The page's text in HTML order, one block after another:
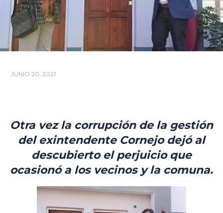
JUNIO 20, 2021
Otra vez la corrupción de la gestión
del exintendente Cornejo dejó al
descubierto el perjuicio que
ocasionó a los vecinos y la comuna.